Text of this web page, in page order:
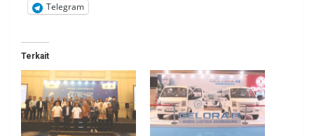
Telegram
Terkait